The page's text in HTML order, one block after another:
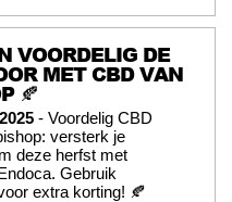
VOORDELIG DE
MET CBD VAN
🍂
- Voordelig CBD
versterk je
deze herfst met
Gebruik
extra korting! 🍂